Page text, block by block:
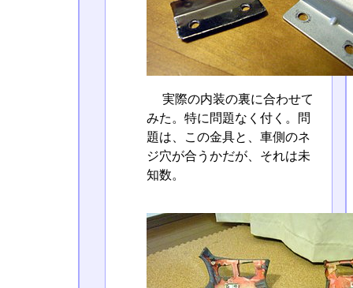
実際の内装の裏に合わせて
みた。特に問題なく付く。問
題は、この金具と、車側のネ
ジ穴が合うかだが、それは未
知数。